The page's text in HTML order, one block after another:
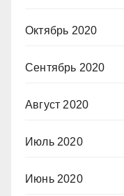
Октябрь 2020
Сентябрь 2020
Август 2020
Июль 2020
Июнь 2020